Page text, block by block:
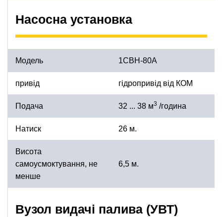
Насосна установка
Модель 1СВН-80А
привід гідропривід від КОМ
Подача 32 ... 38 м3 /година
Натиск 26 м.
Висота
самоусмоктування, не
менше
6,5 м.
Вузол видачі палива (УВТ)